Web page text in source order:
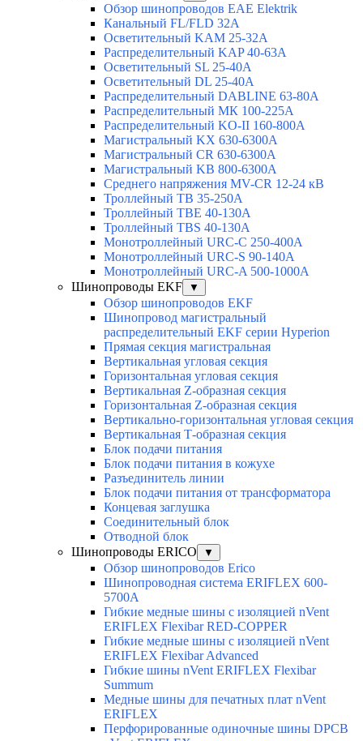
Обзор шинопроводов EAE Elektrik
Канальный FL/FLD 32A
Осветительный KAM 25-32А
Распределительный KAP 40-63A
Осветительный SL 25-40А
Осветительный DL 25-40А
Распределительный DABLINE 63-80A
Распределительный МК 100-225А
Распределительный KO-II 160-800А
Магистральный KX 630-6300А
Магистральный CR 630-6300А
Магистральный KB 800-6300А
Среднего напряжения MV-CR 12-24 кВ
Троллейный TB 35-250A
Троллейный TBE 40-130A
Троллейный TBS 40-130A
Монотроллейный URC-C 250-400A
Монотроллейный URC-S 90-140A
Монотроллейный URC-A 500-1000A
Шинопроводы EKF
▼
Обзор шинопроводов EKF
Шинопровод магистральный
распределительный EKF серии Hyperion
Прямая секция магистральная
Вертикальная угловая секция
Горизонтальная угловая секция
Вертикальная Z-образная секция
Горизонтальная Z-образная секция
Вертикально-горизонтальная угловая секция
Вертикальная Т-образная секция
Блок подачи питания
Блок подачи питания в кожухе
Разъединитель линии
Блок подачи питания от трансформатора
Концевая заглушка
Соединительный блок
Отводной блок
Шинопроводы ERICO
▼
Обзор шинопроводов Erico
Шинопроводная система ERIFLEX 600-
5700A
Гибкие медные шины с изоляцией nVent
ERIFLEX Flexibar RED-COPPER
Гибкие медные шины с изоляцией nVent
ERIFLEX Flexibar Advanced
Гибкие шины nVent ERIFLEX Flexibar
Summum
Медные шины для печатных плат nVent
ERIFLEX
Перфорированные одиночные шины DPCB